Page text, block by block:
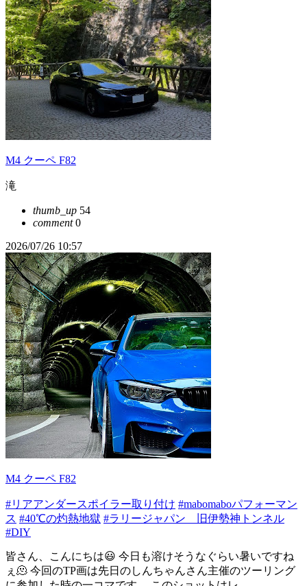
M4 クーペ F82
滝
thumb_up 54
comment0
2026/07/26 10:57
M4 クーペ F82
#リアアンダースポイラー取り付け #mabomaboパフォーマン
ス #40℃の灼熱地獄 #ラリージャパン 旧伊勢神トンネル
#DIY
皆さん、こんにちは😃 今日も溶けそうなぐらい暑いですね
ぇ🫠 今回のTP画は先日のしんちゃんさん主催のツーリング